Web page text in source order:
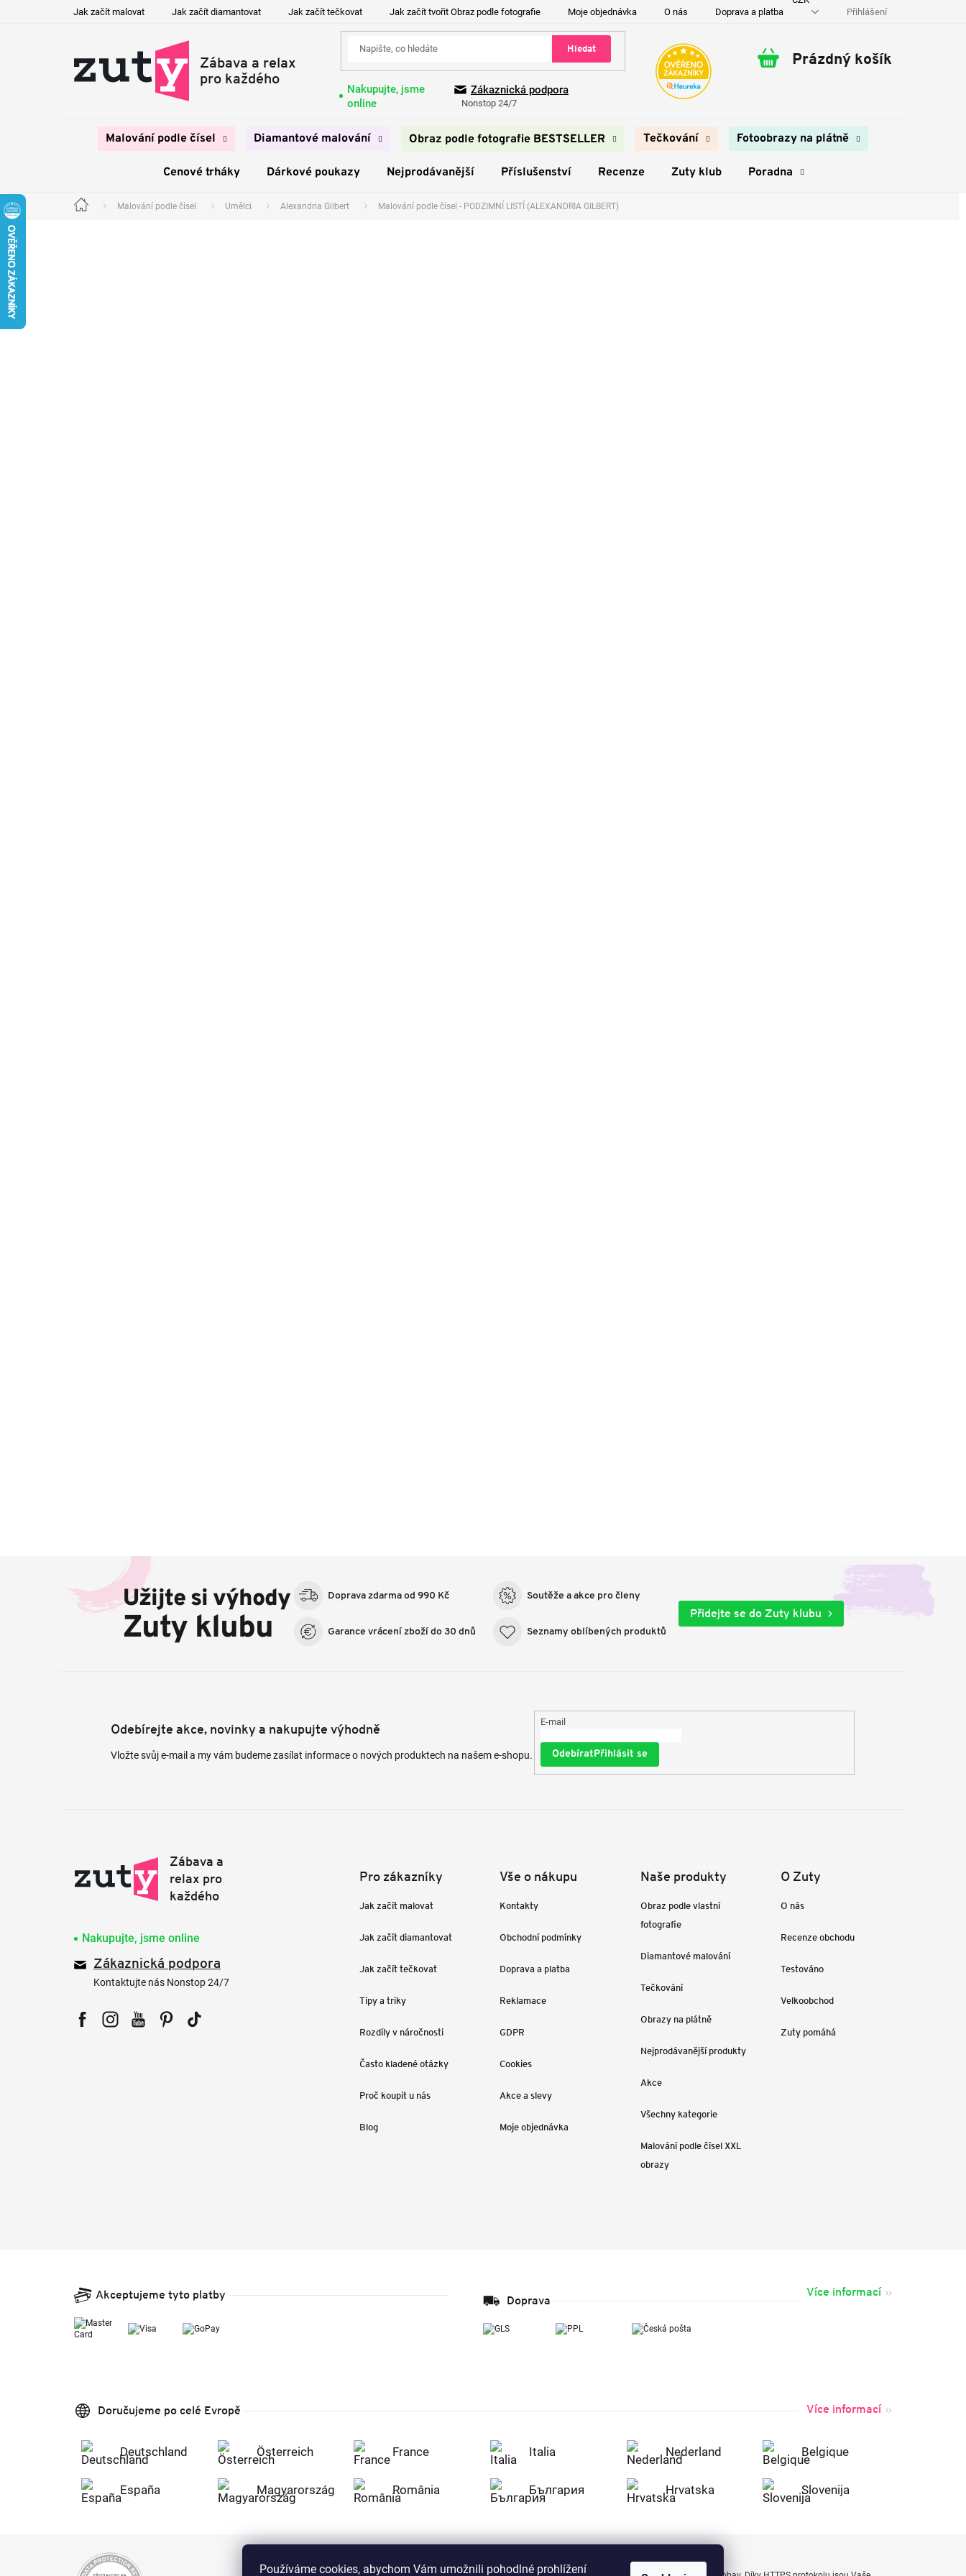
Používáme cookies, abychom Vám umožnili pohodlné prohlížení
Jak začít malovat Jak začít diamantovat Jak začít tečkovat Jak začít tvořit Obraz podle fotografie Moje objednávka O nás Doprava a platba Kontakty Přihlášení
Hledat
Nakupujte, jsme
online
Zákaznická podpora
Nonstop 24/7
Nákupní
Prázdný košík
Malování podle čísel Diamantové malování Obraz podle fotografie BESTSELLER Tečkování Fotoobrazy na plátně
Cenové trháky Dárkové poukazy Nejprodávanější Příslušenství Recenze Zuty klub Poradna
Domů Malování podle čísel Umělci Alexandria Gilbert Malování podle čísel - PODZIMNÍ LISTÍ (ALEXANDRIA GILBERT)
Užijte si výhody
Zuty klubu
Doprava zdarma od 990 Kč
Garance vrácení zboží do 30 dnů
Soutěže a akce pro členy
Seznamy oblíbených produktů
Přidejte se do Zuty klubu
Odebírejte akce, novinky a nakupujte výhodně
Vložte svůj e-mail a my vám budeme zasílat informace o nových produktech na našem e-shopu.
E-mail
Přihlásit se
Nakupujte, jsme online
Zákaznická podpora
Kontaktujte nás Nonstop 24/7
Pro zákazníky
Jak začít malovat
Jak začít diamantovat
Jak začít tečkovat
Tipy a triky
Rozdíly v náročnosti
Často kladené otázky
Proč koupit u nás
Blog
Vše o nákupu
Kontakty
Obchodní podmínky
Doprava a platba
Reklamace
GDPR
Cookies
Akce a slevy
Moje objednávka
Naše produkty
Obraz podle vlastní
fotografie
Diamantové malování
Tečkování
Obrazy na plátně
Nejprodávanější produkty
Akce
Všechny kategorie
Malování podle čísel XXL
obrazy
O Zuty
O nás
Recenze obchodu
Testováno
Velkoobchod
Zuty pomáhá
Akceptujeme tyto platby Doprava
Více informací
Doručujeme po celé Evropě Více informací
Deutschland Österreich France Italia Nederland Belgique
España Magyarország România България Hrvatska Slovenija